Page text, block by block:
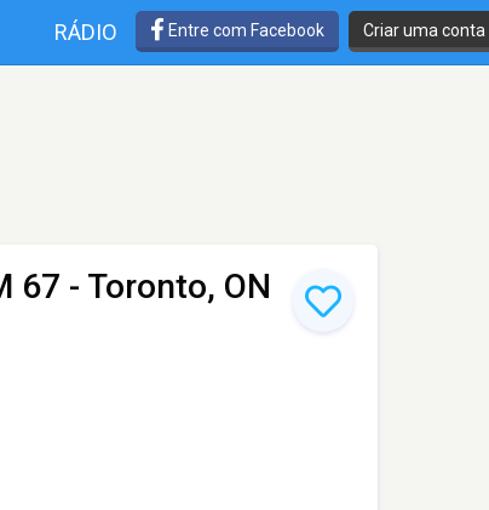
RÁDIO Entre com Facebook Criar uma conta
67 - Toronto, ON